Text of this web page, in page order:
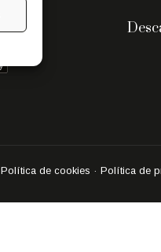
Política de cookies · Política de